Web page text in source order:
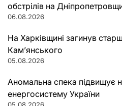
обстрілів на
06.08.2026
На Харківщині загинув
Кам’янського
05.08.2026
Аномальна спека підвищує
енергосистему України